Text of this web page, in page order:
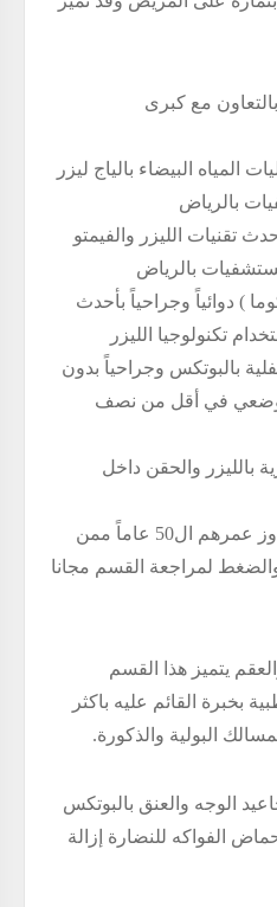
بالتعاون مع كبرى
المياه البيضاء بالياج ليزر
بالرياض
تقنيات الليزر والفيمتو
بالرياض
) دوائياً وجراحياً بأحدث
تكنولوجيا الليزر
بالبوتكس وجراحياً بدون
في أقل من نصف
بالليزر والحقن داخل
والقسم يدعوا جميع من تجاوز عمرهم ال50 عاماً ممن
لمراجعة القسم مجانا
يتميز هذا القسم
بخبرة القائم عليه باكثر
الوجه والعنق بالبوتكس
الفواكه للنضارة إزالة